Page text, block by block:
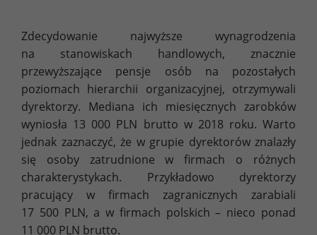
Zdecydowanie najwyższe wynagrodzenia
na stanowiskach handlowych, znacznie
przewyższające pensje osób na pozostałych
poziomach hierarchii organizacyjnej, otrzymywali
dyrektorzy. Mediana ich miesięcznych zarobków
wyniosła 13 000 PLN brutto w 2018 roku. Warto
jednak zaznaczyć, że w grupie dyrektorów znalazły
się osoby zatrudnione w firmach o różnych
charakterystykach. Przykładowo dyrektorzy
pracujący w firmach zagranicznych zarabiali
17 500 PLN, a w firmach polskich – nieco ponad
11 000 PLN brutto.